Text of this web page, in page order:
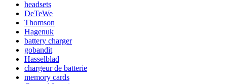
headsets
DeTeWe
Thomson
Hagenuk
battery charger
gobandit
Hasselblad
chargeur de batterie
memory cards